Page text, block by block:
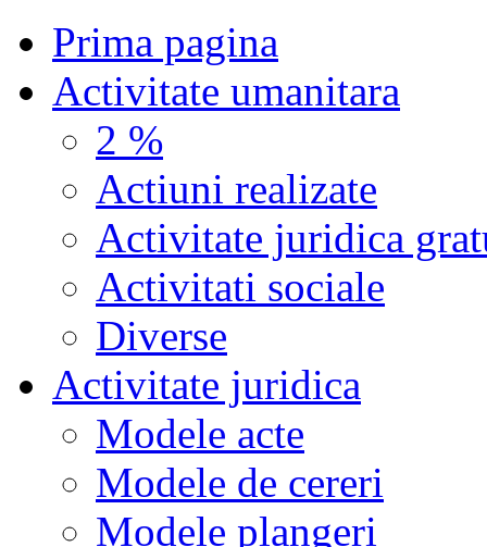
Prima pagina
Activitate umanitara
2 %
Actiuni realizate
Activitate juridica
Activitati sociale
Diverse
Activitate juridica
Modele acte
Modele de cereri
Modele plangeri